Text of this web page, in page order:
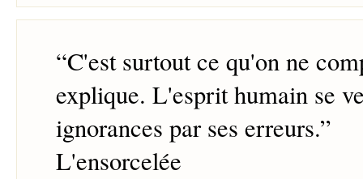
“C'est surtout ce qu'on ne
explique. L'esprit humain se
ignorances par ses erreurs.”
L'ensorcelée